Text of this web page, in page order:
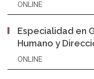
ONLINE
Especialidad en
Humano y
ONLINE